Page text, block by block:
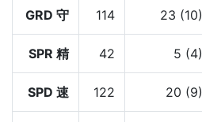
GRD 守 114 23 (10)
SPR 精 42 5 (4)
SPD 速 122 20 (9)